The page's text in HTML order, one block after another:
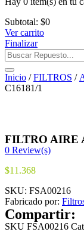
Subtotal: $0
Ver carrito
Finalizar
Inicio /FILTROS /
C16181/1
FILTRO AIRE
0 Review(s)
$11.368
SKU: FSA00216
Fabricado por:
Compartir:
SKU FSA00216